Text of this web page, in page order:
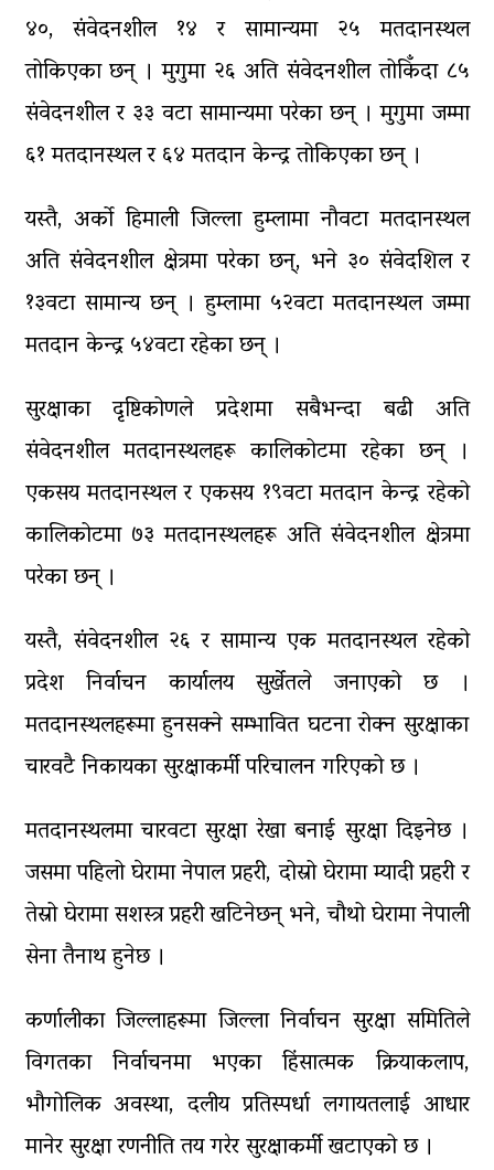
४०, संवेदनशील १४ र सामान्यमा २५ मतदानस्थल
तोकिएका छन् । मुगुमा २६ अति संवेदनशील तोकिँदा ८५
संवेदनशील र ३३ वटा सामान्यमा परेका छन् । मुगुमा जम्मा
६१ मतदानस्थल र ६४ मतदान केन्द्र तोकिएका छन् ।
यस्तै, अर्को हिमाली जिल्ला हुम्लामा नौवटा मतदानस्थल
अति संवेदनशील क्षेत्रमा परेका छन्, भने ३० संवेदशिल र
१३वटा सामान्य छन् । हुम्लामा ५२वटा मतदानस्थल जम्मा
मतदान केन्द्र ५४वटा रहेका छन् ।
सुरक्षाका दृष्टिकोणले प्रदेशमा सबैभन्दा बढी अति
संवेदनशील मतदानस्थलहरू कालिकोटमा रहेका छन् ।
एकसय मतदानस्थल र एकसय १९वटा मतदान केन्द्र रहेको
कालिकोटमा ७३ मतदानस्थलहरू अति संवेदनशील क्षेत्रमा
परेका छन् ।
यस्तै, संवेदनशील २६ र सामान्य एक मतदानस्थल रहेको
प्रदेश निर्वाचन कार्यालय सुर्खेतले जनाएको छ ।
मतदानस्थलहरूमा हुनसक्ने सम्भावित घटना रोक्न सुरक्षाका
चारवटै निकायका सुरक्षाकर्मी परिचालन गरिएको छ ।
मतदानस्थलमा चारवटा सुरक्षा रेखा बनाई सुरक्षा दिइनेछ ।
जसमा पहिलो घेरामा नेपाल प्रहरी, दोस्रो घेरामा म्यादी प्रहरी र
तेस्रो घेरामा सशस्त्र प्रहरी खटिनेछन् भने, चौथो घेरामा नेपाली
सेना तैनाथ हुनेछ ।
कर्णालीका जिल्लाहरूमा जिल्ला निर्वाचन सुरक्षा समितिले
विगतका निर्वाचनमा भएका हिंसात्मक क्रियाकलाप,
भौगोलिक अवस्था, दलीय प्रतिस्पर्धा लगायतलाई आधार
मानेर सुरक्षा रणनीति तय गरेर सुरक्षाकर्मी खटाएको छ ।